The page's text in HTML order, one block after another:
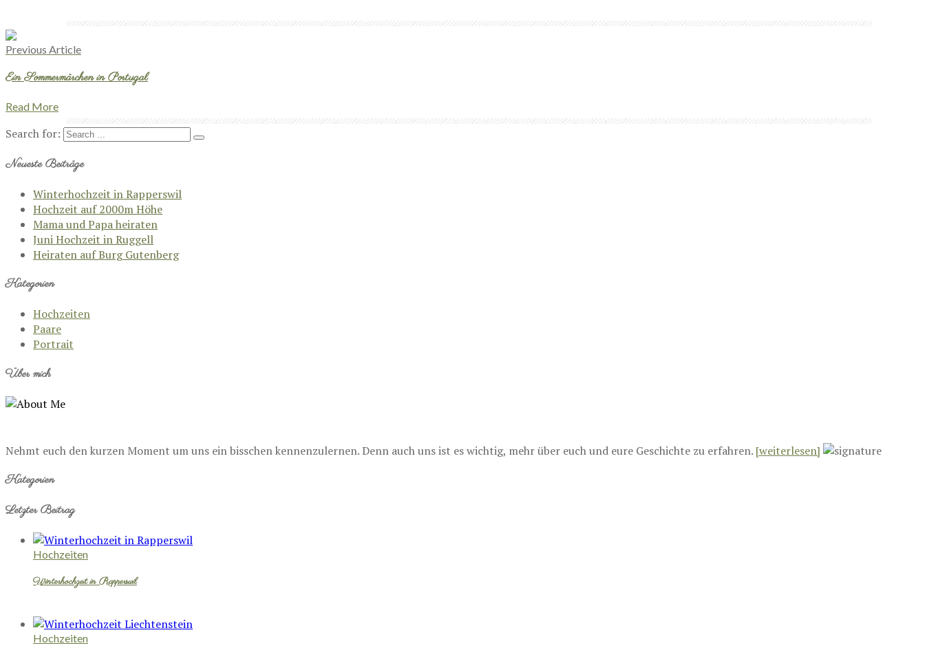
Previous Article
Ein Sommermärchen in Portugal
Read More
Search for:
Neueste Beiträge
Winterhochzeit in Rapperswil
Hochzeit auf 2000m Höhe
Mama und Papa heiraten
Juni Hochzeit in Ruggell
Heiraten auf Burg Gutenberg
Kategorien
Hochzeiten
Paare
Portrait
Über mich
Nehmt euch den kurzen Moment um uns ein bisschen kennenzulernen. Denn auch uns ist es wichtig, mehr über euch und eure Geschichte zu erfahren. [weiterlesen]
Kategorien
Letzter Beitrag
Hochzeiten
Winterhochzeit in Rapperswil
Hochzeiten